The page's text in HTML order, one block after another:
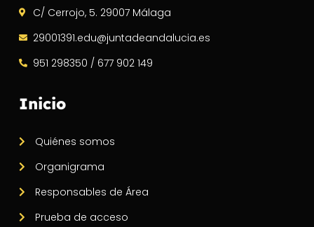
C/ Cerrojo, 5. 29007 Málaga
29001391.edu@juntadeandalucia.es
951 298350 / 677 902 149
Inicio
Quiénes somos
Organigrama
Responsables de Área
Prueba de acceso